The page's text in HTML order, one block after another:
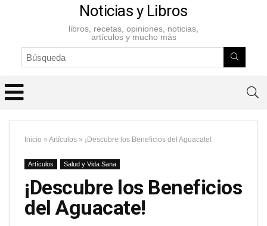
Noticias y Libros
libros, recetas, opiniones, noticias,
artículos y mucho más
Inicio » Artículos » ¡Descubre los Beneficios del Aguacate!
Artículos Salud y Vida Sana
¡Descubre los Beneficios
del Aguacate!